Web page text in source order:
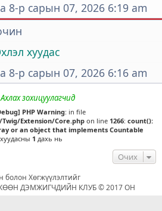
8-р сарын 07, 2026 6:19 am
хуудас
8-р сарын 07, 2026 6:16 am
Ахлах зохицуулагчид
PHP Warning: in file
Extension/Core.phpon line 1266: count():
or an object that implements Countable
хуудасны 1 дахь нь
Очих
болон Хөгжүүлэлтийг
ДЭМЖИГЧДИЙН КЛУБ © 2017 ОН